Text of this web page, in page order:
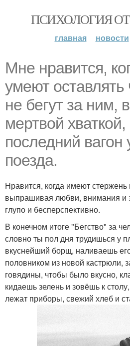
ПСИХОЛОГИЯ
главная новости
Мне нравится,
умеют оставлять
не бегут за ним,
мертвой хваткой,
последний вагон
поезда.
Нравится, когда имеют
выпрашивая любви, внимания и
глупо и бесперспективно.
В конечном итоге "Бегство" за
словно ты пол дня трудишься у
вкуснейший борщ, наливаешь
половником из новой кастрюли,
говядины, чтобы было вкусно,
кидаешь зелень и зовёшь к
лежат приборы, свежий хлеб и